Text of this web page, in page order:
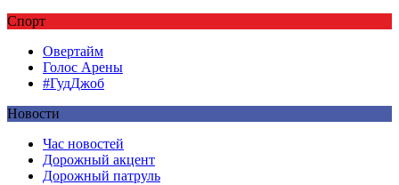
Спорт
Овертайм
Голос Арены
#ГудДжоб
Новости
Час новостей
Дорожный акцент
Дорожный патруль